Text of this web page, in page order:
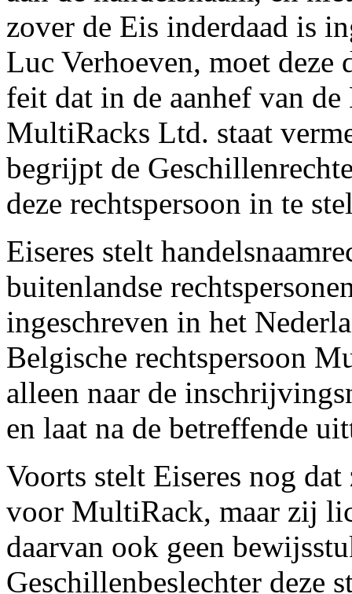
zover de Eis inderdaad is
Luc Verhoeven, moet deze
feit dat in de aanhef van
MultiRacks Ltd. staat
begrijpt de
deze rechtspersoon in te
Eiseres stelt
buitenlandse
ingeschreven in het
Belgische rechtspersoon
alleen naar de
en laat na de betreffende
Voorts stelt Eiseres nog
voor MultiRack, maar zij
daarvan ook geen
Geschillenbeslechter deze